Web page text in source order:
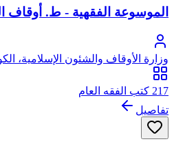
الموسوعة الفقهية - ط. أوقاف
وزارة الأوقاف والشئون الإسلامية،
217 كتب الفقه العام
تفاصيل